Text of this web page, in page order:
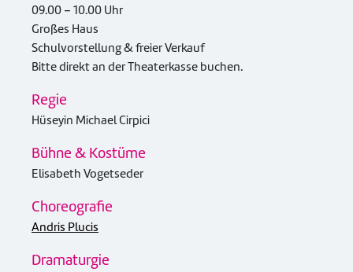
09.00 – 10.00 Uhr
Großes Haus
Schulvorstellung & freier Verkauf
Bitte direkt an der Theaterkasse buchen.
Regie
Hüseyin Michael Cirpici
Bühne & Kostüme
Elisabeth Vogetseder
Choreografie
Andris Plucis
Dramaturgie